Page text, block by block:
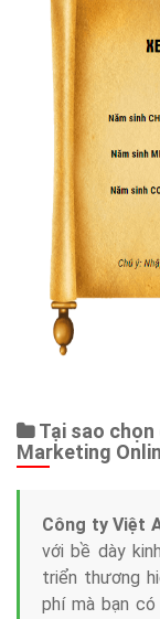
Tại sao
Marketing
Công ty Việt
với bề dày
triển thương
phí mà bạn